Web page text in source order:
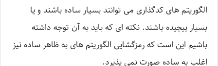
الگوریتم های کدگذاری می توانند بسیار ساده باشند و یا
بسیار پیچیده باشند. نکته ای که باید به آن توجه داشته
باشیم این است که رمزگشایی الگوریتم های به ظاهر ساده نیز
اغلب به ساده صورت نمی پذیرد.